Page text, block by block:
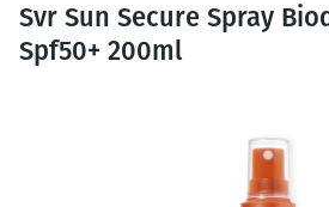
Svr Sun Secure Spray
Spf50+ 200ml